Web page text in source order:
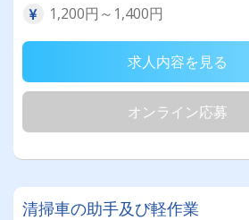
1,200円～1,400円
求人内容を見る
オンライン応募
清掃車の助手及び軽作業